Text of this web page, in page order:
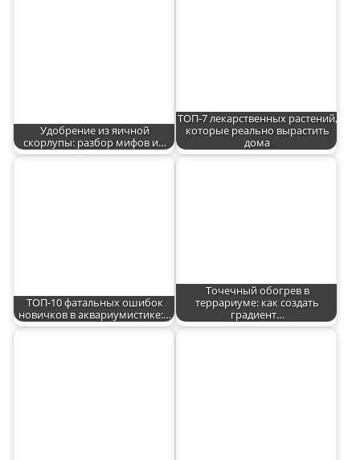
Удобрение из яичной
скорлупы: разбор мифов и…
ТОП-7 лекарственных растений,
которые реально вырастить
дома
ТОП-10 фатальных ошибок
новичков в аквариумистике:…
Точечный обогрев в
террариуме: как создать
градиент…